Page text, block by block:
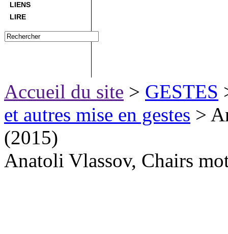
LIENS
LIRE
Accueil du site > GESTES
et autres mise en gestes >
(2015)
Anatoli Vlassov, Chairs